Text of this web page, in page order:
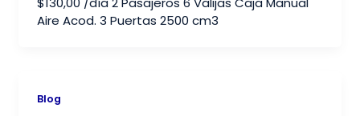
Aire Acod. 3 Puertas 2500 cm3
Blog